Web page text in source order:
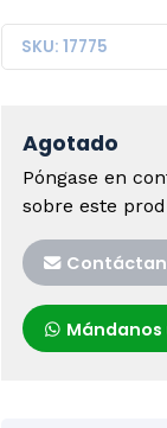
SKU: 17775
Agotado
Póngase en
sobre este